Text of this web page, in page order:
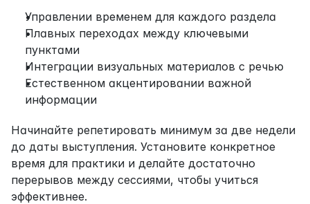
Управлении временем для каждого раздела
Плавных переходах между ключевыми
пунктами
Интеграции визуальных материалов с речью
Естественном акцентировании важной
информации
Начинайте репетировать минимум за две недели
до даты выступления. Установите конкретное
время для практики и делайте достаточно
перерывов между сессиями, чтобы учиться
эффективнее.